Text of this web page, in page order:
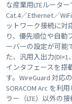
#USB電源
#3G #sigfox
な産業用LTEルーター
Cat.4／Ethernet／
ットワーク接続に対
り、優先順位や自動
ーバーの設定が可能
た、汎用入出力(DI×1
インタフェースを搭
す。WireGuard 対応の
SORACOM Arc を利
ラー（LTE）以外の